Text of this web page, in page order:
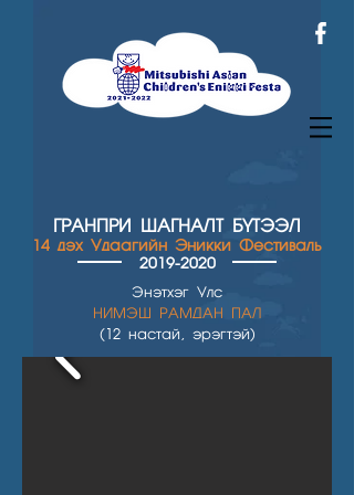
ГРАНПРИ ШАГНАЛТ БҮТЭЭЛ
14 дэх Удаагийн Эникки Фестиваль
2019-2020
Энэтхэг Улс
НИМЭШ РАМДАН ПАЛ
(12 настай, эрэгтэй)